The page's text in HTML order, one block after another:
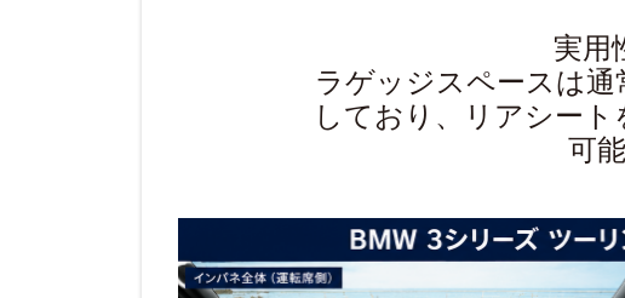
実用
ラゲッジスペースは
しており、リアシー
可